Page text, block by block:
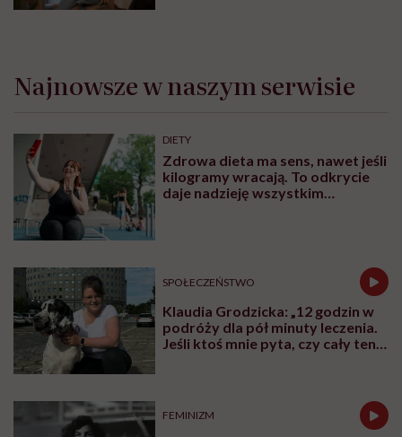
Najnowsze w naszym serwisie
DIETY
Zdrowa dieta ma sens, nawet jeśli
kilogramy wracają. To odkrycie
daje nadzieję wszystkim
SPOŁECZEŃSTWO
Klaudia Grodzicka: „12 godzin w
podróży dla pół minuty leczenia.
Jeśli ktoś mnie pyta, czy cały ten
FEMINIZM